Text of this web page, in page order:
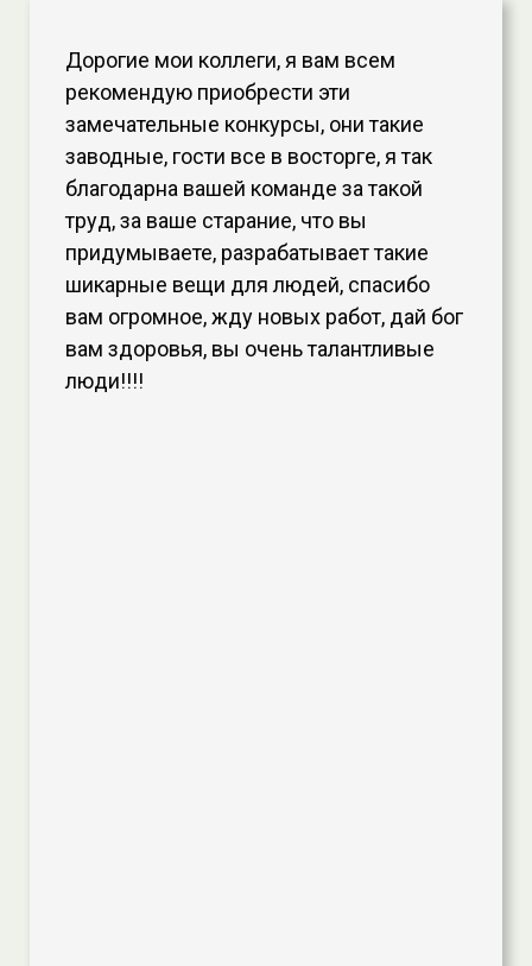
Дорогие мои коллеги, я вам всем
рекомендую приобрести эти
замечательные конкурсы, они такие
заводные, гости все в восторге, я так
благодарна вашей команде за такой
труд, за ваше старание, что вы
придумываете, разрабатывает такие
шикарные вещи для людей, спасибо
вам огромное, жду новых работ, дай бог
вам здоровья, вы очень талантливые
люди!!!!